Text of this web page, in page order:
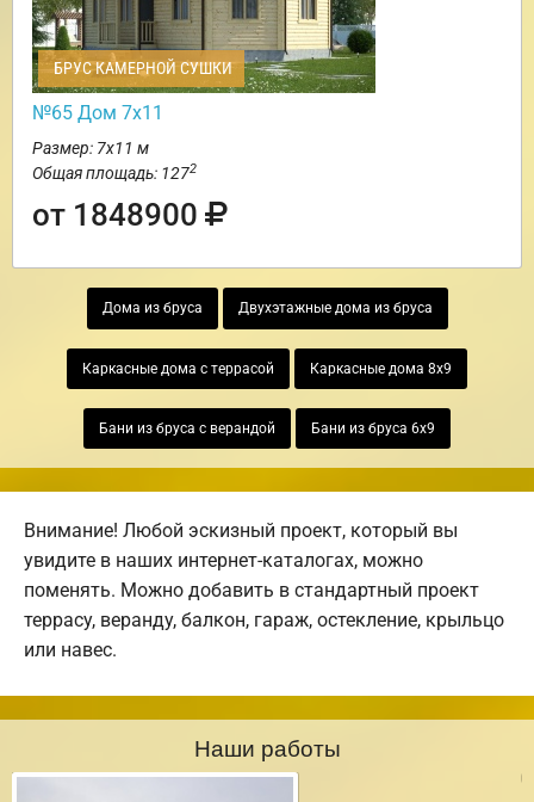
БРУС КАМЕРНОЙ СУШКИ
№65 Дом 7х11
Размер: 7х11 м
Общая площадь: 1272
от 1848900
Дома из бруса Двухэтажные дома из бруса
Каркасные дома с террасой Каркасные дома 8х9
Бани из бруса с верандой Бани из бруса 6х9
Внимание! Любой эскизный проект, который вы
увидите в наших интернет-каталогах, можно
поменять. Можно добавить в стандартный проект
террасу, веранду, балкон, гараж, остекление, крыльцо
или навес.
Наши работы